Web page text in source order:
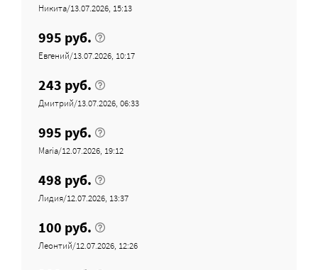
Никита/13.07.2026, 15:13
995 руб.
Евгений/13.07.2026, 10:17
243 руб.
Дмитрий/13.07.2026, 06:33
995 руб.
Maria/12.07.2026, 19:12
498 руб.
Лидия/12.07.2026, 13:37
100 руб.
Леонтий/12.07.2026, 12:26